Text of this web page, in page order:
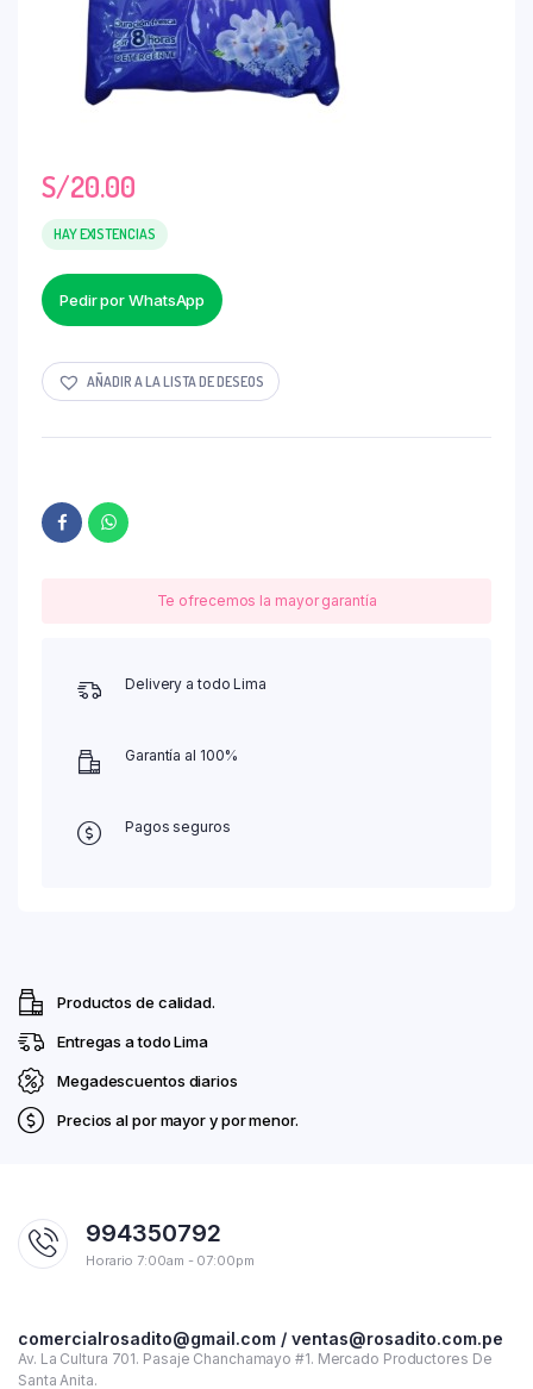
S/20.00
HAY EXISTENCIAS
Pedir por WhatsApp
AÑADIR A LA LISTA DE DESEOS
Te ofrecemos la mayor garantía
Delivery a todo Lima
Garantía al 100%
Pagos seguros
Productos de calidad.
Entregas a todo Lima
Megadescuentos diarios
Precios al por mayor y por menor.
994350792
Horario 7:00am - 07:00pm
comercialrosadito@gmail.com / ventas@rosadito.com.pe
Av. La Cultura 701. Pasaje Chanchamayo #1. Mercado Productores De
Santa Anita.